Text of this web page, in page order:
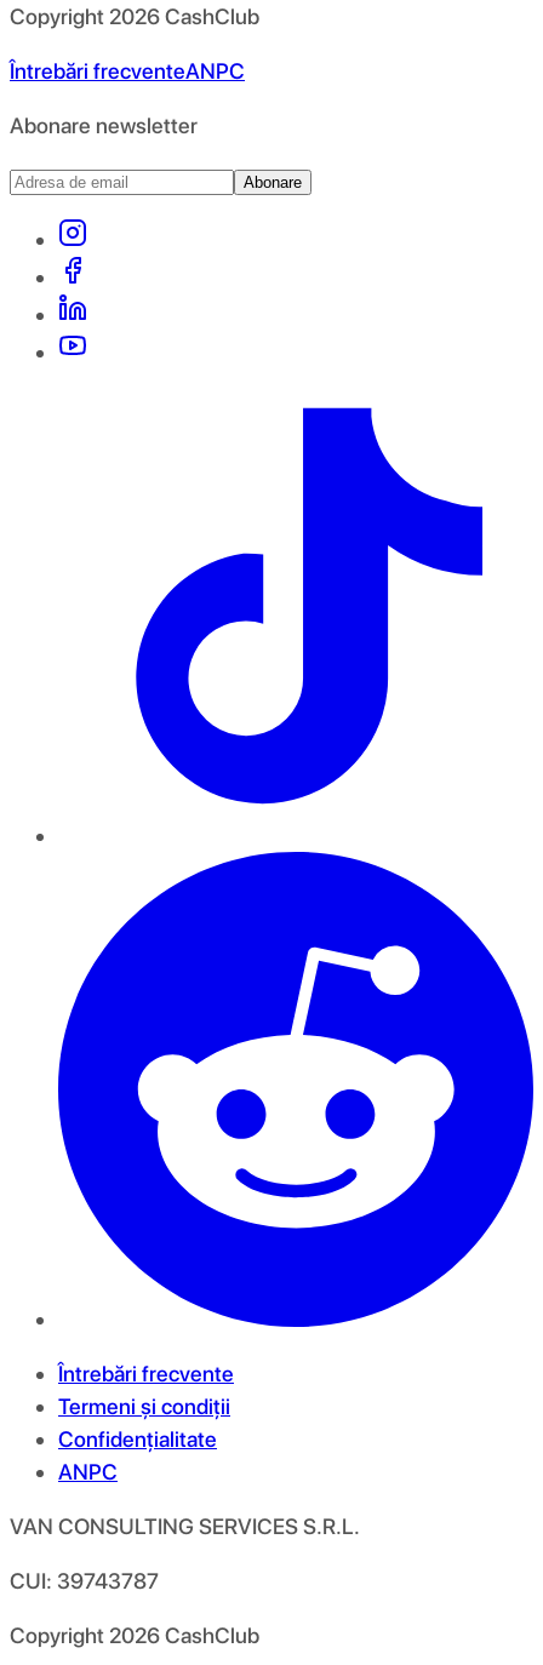
Copyright 2026CashClub
Întrebări frecventeANPC
Abonare newsletter
Abonare
Întrebări frecvente
Termeni și condiții
Confidențialitate
ANPC
VAN CONSULTING SERVICES S.R.L.
CUI: 39743787
Copyright 2026CashClub